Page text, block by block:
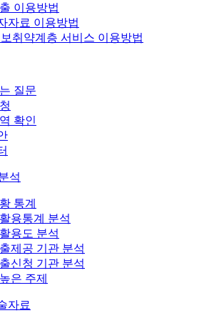
이용방법
자료 이용방법
취약계층 서비스 이용방법
질문
확인
석
통계
용통계 분석
용도 분석
제공 기관 분석
신청 기관 분석
은 주제
자료